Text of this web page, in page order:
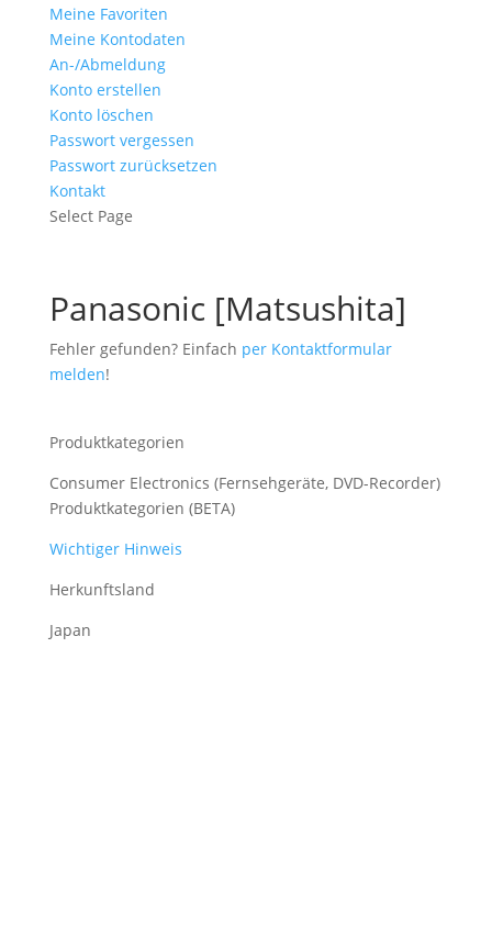
Meine Favoriten
Meine Kontodaten
An-/Abmeldung
Konto erstellen
Konto löschen
Passwort vergessen
Passwort zurücksetzen
Kontakt
Select Page
Panasonic [Matsushita]
Fehler gefunden? Einfach per Kontaktformular
melden!
Produktkategorien
Consumer Electronics (Fernsehgeräte, DVD-Recorder)
Produktkategorien (BETA)
Wichtiger Hinweis
Herkunftsland
Japan